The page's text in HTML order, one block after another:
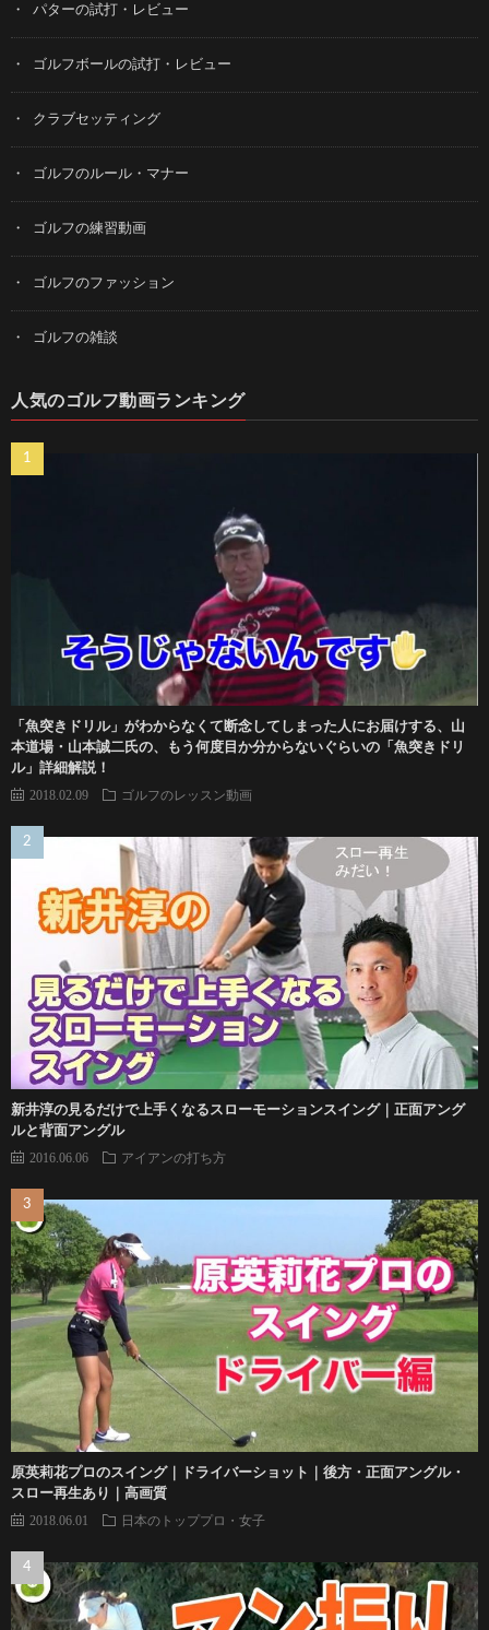
パターの試打・レビュー
ゴルフボールの試打・レビュー
クラブセッティング
ゴルフのルール・マナー
ゴルフの練習動画
ゴルフのファッション
ゴルフの雑談
人気のゴルフ動画ランキング
「魚突きドリル」がわからなくて断念してしまった人にお届けする、山
本道場・山本誠二氏の、もう何度目か分からないぐらいの「魚突きドリ
ル」詳細解説！
2018.02.09 ゴルフのレッスン動画
新井淳の見るだけで上手くなるスローモーションスイング｜正面アング
ルと背面アングル
2016.06.06 アイアンの打ち方
原英莉花プロのスイング｜ドライバーショット｜後方・正面アングル・
スロー再生あり｜高画質
2018.06.01 日本のトッププロ・女子